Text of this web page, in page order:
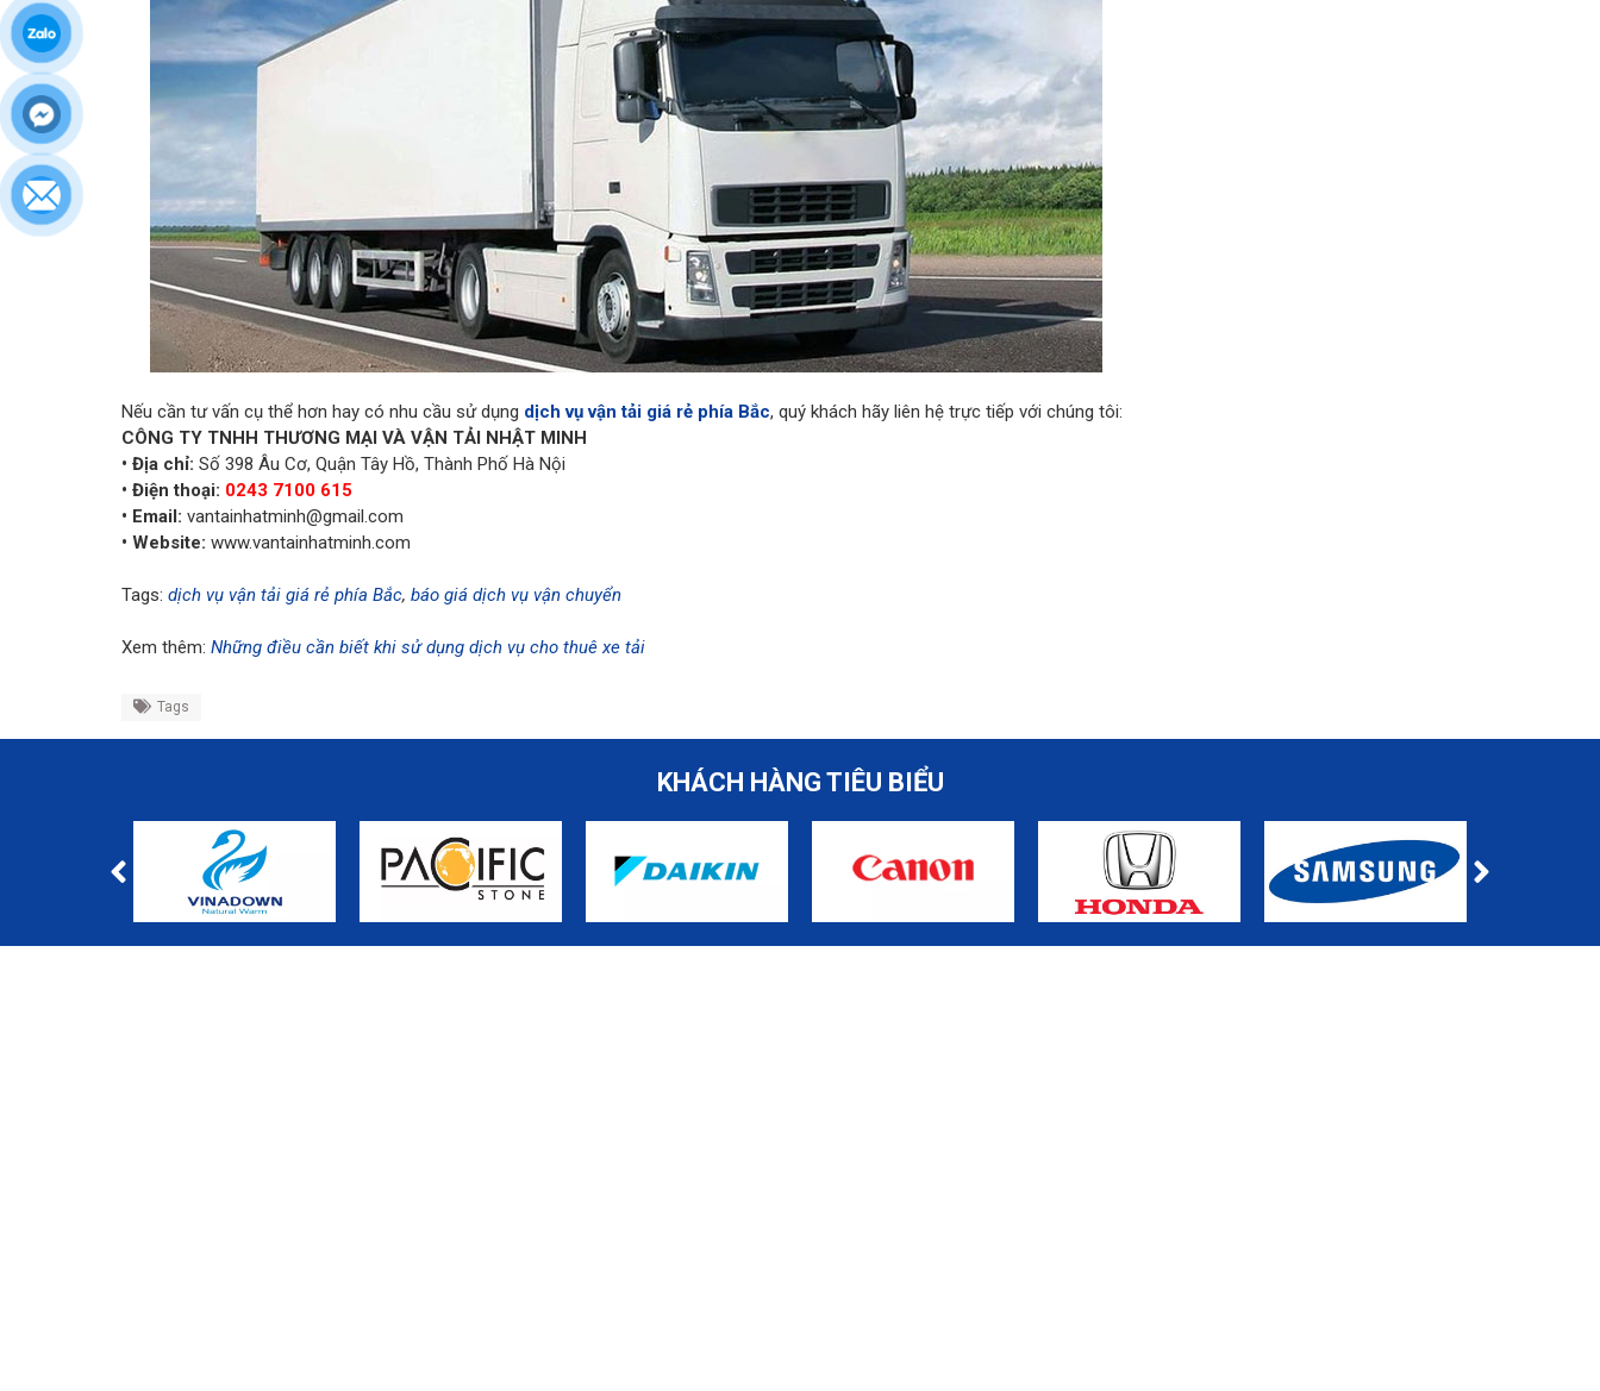
Nếu cần tư vấn cụ thể hơn hay có nhu cầu sử dụng dịch vụ vận tải giá rẻ phía Bắc, quý khách hãy liên hệ trực tiếp với chúng tôi:
CÔNG TY TNHH THƯƠNG MẠI VÀ VẬN TẢI NHẬT MINH
• Địa chỉ: Số 398 Âu Cơ, Quận Tây Hồ, Thành Phố Hà Nội
• Điện thoại: 0243 7100 615
• Email: vantainhatminh@gmail.com
• Website: www.vantainhatminh.com
Tags: dịch vụ vận tải giá rẻ phía Bắc, báo giá dịch vụ vận chuyển
Xem thêm: Những điều cần biết khi sử dụng dịch vụ cho thuê xe tải
Tags
KHÁCH HÀNG TIÊU BIỂU